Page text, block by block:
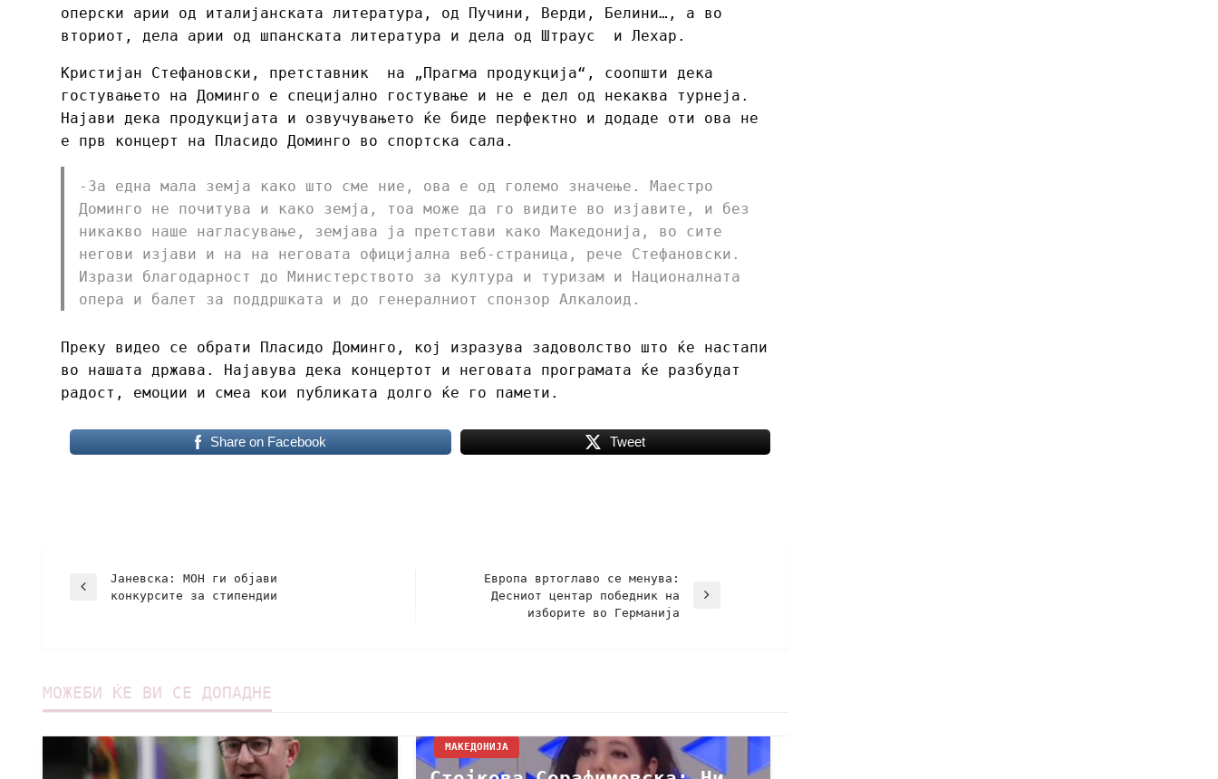
оперски арии од италијанската литература, од Пучини, Верди, Белини…, а во
вториот, дела арии од шпанската литература и дела од Штраус и Лехар.
Кристијан Стефановски, претставник на „Прагма продукција“, соопшти дека
гостувањето на Доминго е специјално гостување и не е дел од некаква турнеја.
Најави дека продукцијата и озвучувањето ќе биде перфектно и додаде оти ова не
е прв концерт на Пласидо Доминго во спортска сала.
-За една мала земја како што сме ние, ова е од големо значење. Маестро
Доминго не почитува и како земја, тоа може да го видите во изјавите, и без
никакво наше нагласување, земјава ја претстави како Македонија, во сите
негови изјави и на на неговата официјална веб-страница, рече Стефановски.
Изрази благодарност до Министерството за култура и туризам и Националната
опера и балет за поддршката и до генералниот спонзор Алкалоид.
Преку видео се обрати Пласидо Доминго, кој изразува задоволство што ќе настапи
во нашата држава. Најавува дека концертот и неговата програмата ќе разбудат
радост, емоции и смеа кои публиката долго ќе го памети.
Share on Facebook Tweet
Јаневска: МОН ги објави
конкурсите за стипендии
Европа вртоглаво се менува:
Десниот центар победник на
изборите во Германија
МОЖЕБИ ЌЕ ВИ СЕ ДОПАДНЕ
МАКЕДОНИЈА